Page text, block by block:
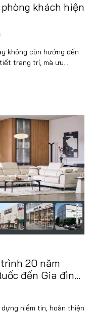
khách hiện
không còn hướng đến
trang trí, mà ưu...
20 năm
đến Gia đình
niềm tin, hoàn thiện